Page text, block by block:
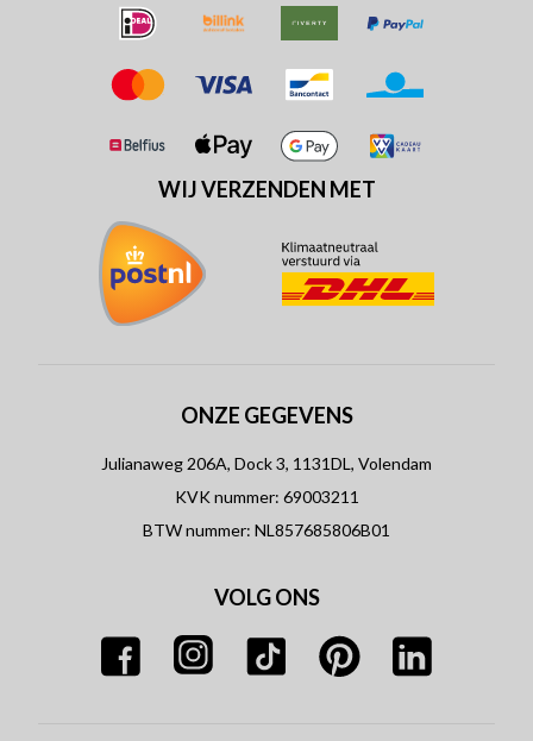
WIJ VERZENDEN MET
ONZE GEGEVENS
Julianaweg 206A, Dock 3, 1131DL, Volendam
KVK nummer: 69003211
BTW nummer: NL857685806B01
VOLG ONS